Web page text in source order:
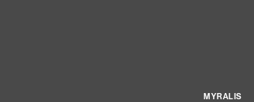
MYRALIS